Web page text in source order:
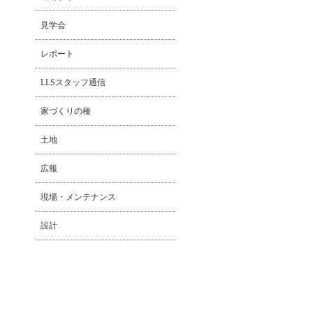
見学会
レポート
LLSスタッフ通信
家づくりの種
土地
広報
現場・メンテナンス
設計